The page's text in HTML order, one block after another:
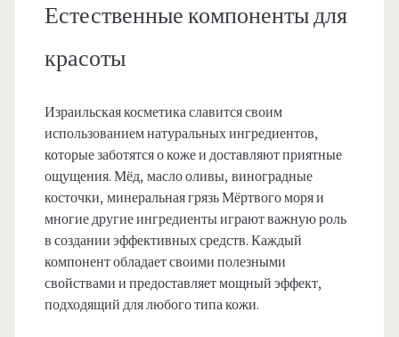
Естественные компоненты для
красоты
Израильская косметика славится своим
использованием натуральных ингредиентов,
которые заботятся о коже и доставляют приятные
ощущения. Мёд, масло оливы, виноградные
косточки, минеральная грязь Мёртвого моря и
многие другие ингредиенты играют важную роль
в создании эффективных средств. Каждый
компонент обладает своими полезными
свойствами и предоставляет мощный эффект,
подходящий для любого типа кожи.